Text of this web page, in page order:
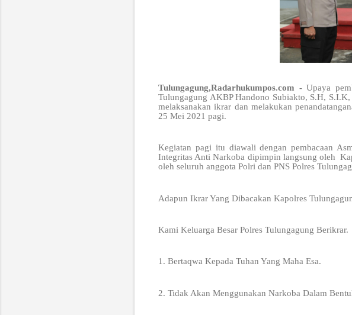
Tulungagung,Radarhukumpos.com -Upaya
Tulungagung AKBP Handono Subiakto, S.H,
melaksanakan ikrar dan melakukan
25 Mei 2021 pagi.
Kegiatan pagi itu diawali dengan pembacaan
Integritas Anti Narkoba dipimpin langsung oleh
oleh seluruh anggota Polri dan PNS Polres
Adapun Ikrar Yang Dibacakan Kapolres
Kami Keluarga Besar Polres Tulungagung Berikrar.
1. Bertaqwa Kepada Tuhan Yang Maha Esa.
2. Tidak Akan Menggunakan Narkoba Dalam